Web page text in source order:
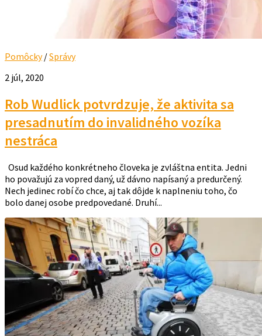
Pomôcky/Správy
2 júl, 2020
Rob Wudlick potvrdzuje, že aktivita sa
presadnutím do invalidného vozíka
nestráca
Osud každého konkrétneho človeka je zvláštna entita. Jedni
ho považujú za vopred daný, už dávno napísaný a predurčený.
Nech jedinec robí čo chce, aj tak dôjde k naplneniu toho, čo
bolo danej osobe predpovedané. Druhí...